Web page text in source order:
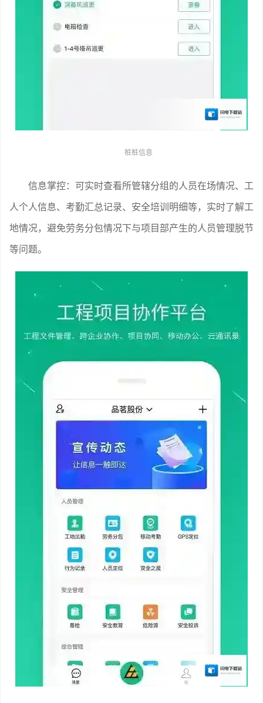
桩桩信息
信息掌控：可实时查看所管辖分组的人员在场情况、工
人个人信息、考勤汇总记录、安全培训明细等，实时了解工
地情况，避免劳务分包情况下与项目部产生的人员管理脱节
等问题。